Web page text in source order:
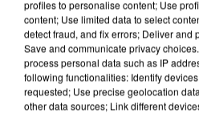
7 août 2026
Un second cadre de la DZ
Algérie
profiles to personalise content; Use
content; Use limited data to select
detect fraud, and fix errors; Deliver and
Save and communicate privacy
process personal data such as IP
following functionalities: Identify
requested; Use precise geolocation
other data sources; Link different